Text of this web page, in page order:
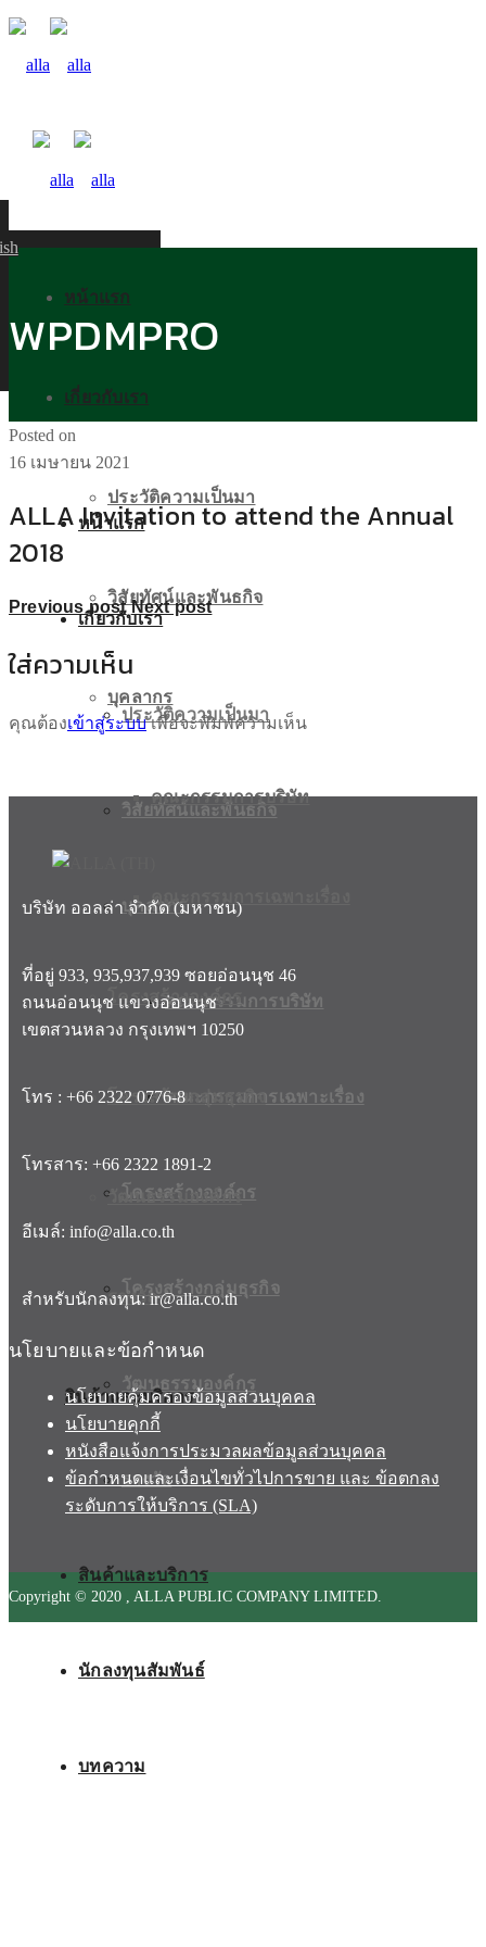
หน้าแรก
เกี่ยวกับเรา
ประวัติความเป็นมา
วิสัยทัศน์และพันธกิจ
บุคลากร
คณะกรรมการบริษัท
คณะกรรมการเฉพาะเรื่อง
โครงสร้างองค์กร
โครงสร้างกลุ่มธุรกิจ
วัฒนธรรมองค์กร
รางวัล
สินค้าและบริการ
นักลงทุนสัมพันธ์
บทความ
หน้าแรก
เกี่ยวกับเรา
ประวัติความเป็นมา
วิสัยทัศน์และพันธกิจ
บุคลากร
คณะกรรมการบริษัท
คณะกรรมการเฉพาะเรื่อง
โครงสร้างองค์กร
โครงสร้างกลุ่มธุรกิจ
วัฒนธรรมองค์กร
รางวัล
สินค้าและบริการ
WPDMPRO
Posted on
16 เมษายน 2021
ALLA Invitation to attend the Annual
2018
Previous post Next post
ใส่ความเห็น
คุณต้องเข้าสู่ระบบเพื่อจะพิมพ์ความเห็น
บริษัท ออลล่า จำกัด (มหาชน)
ที่อยู่ 933, 935,937,939 ซอยอ่อนนุช 46
ถนนอ่อนนุช แขวงอ่อนนุช
เขตสวนหลวง กรุงเทพฯ 10250
โทร : +66 2322 0776-8
โทรสาร: +66 2322 1891-2
อีเมล์: info@alla.co.th
สำหรับนักลงทุน: ir@alla.co.th
นโยบายและข้อกำหนด
นโยบายคุ้มครองข้อมูลส่วนบุคคล
นโยบายคุกกี้
หนังสือแจ้งการประมวลผลข้อมูลส่วนบุคคล
ข้อกำหนดและเงื่อนไขทั่วไปการขาย และ ข้อตกลง
ระดับการให้บริการ (SLA)
Copyright © 2020 , ALLA PUBLIC COMPANY LIMITED.